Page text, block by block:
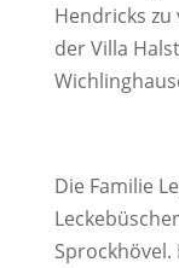
Hendricks zu
der Villa
Die Familie